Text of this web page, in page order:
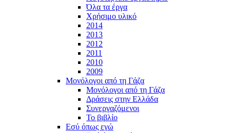
Όλα τα έργα
Χρήσιμο υλικό
2014
2013
2012
2011
2010
2009
Μονόλογοι από τη Γάζα
Μονόλογοι από τη Γάζα
Δράσεις στην Ελλάδα
Συνεργαζόμενοι
To βιβλίο
Εσύ όπως εγώ